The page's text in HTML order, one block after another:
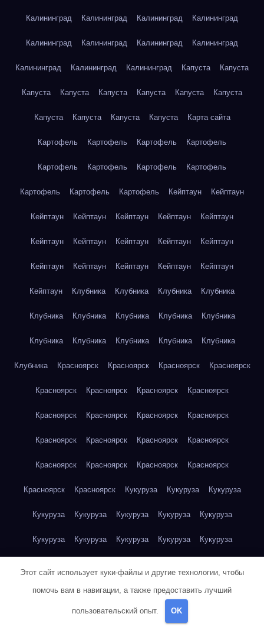
Калининград Калининград Калининград Калининград
Калининград Калининград Калининград Калининград
Калининград Калининград Калининград Капуста Капуста
Капуста Капуста Капуста Капуста Капуста Капуста
Капуста Капуста Капуста Капуста Карта сайта
Картофель Картофель Картофель Картофель
Картофель Картофель Картофель Картофель
Картофель Картофель Картофель Кейптаун Кейптаун
Кейптаун Кейптаун Кейптаун Кейптаун Кейптаун
Кейптаун Кейптаун Кейптаун Кейптаун Кейптаун
Кейптаун Кейптаун Кейптаун Кейптаун Кейптаун
Кейптаун Клубника Клубника Клубника Клубника
Клубника Клубника Клубника Клубника Клубника
Клубника Клубника Клубника Клубника Клубника
Клубника Красноярск Красноярск Красноярск Красноярск
Красноярск Красноярск Красноярск Красноярск
Красноярск Красноярск Красноярск Красноярск
Красноярск Красноярск Красноярск Красноярск
Красноярск Красноярск Красноярск Красноярск
Красноярск Красноярск Кукуруза Кукуруза Кукуруза
Кукуруза Кукуруза Кукуруза Кукуруза Кукуруза
Кукуруза Кукуруза Кукуруза Кукуруза Кукуруза
Куриная грудка Куриная грудка Куриная грудка
Куриная грудка Куриная грудка Куриная грудка
Этот сайт использует куки-файлы и другие технологии, чтобы
помочь вам в навигации, а также предоставить лучший
пользовательский опыт. OK